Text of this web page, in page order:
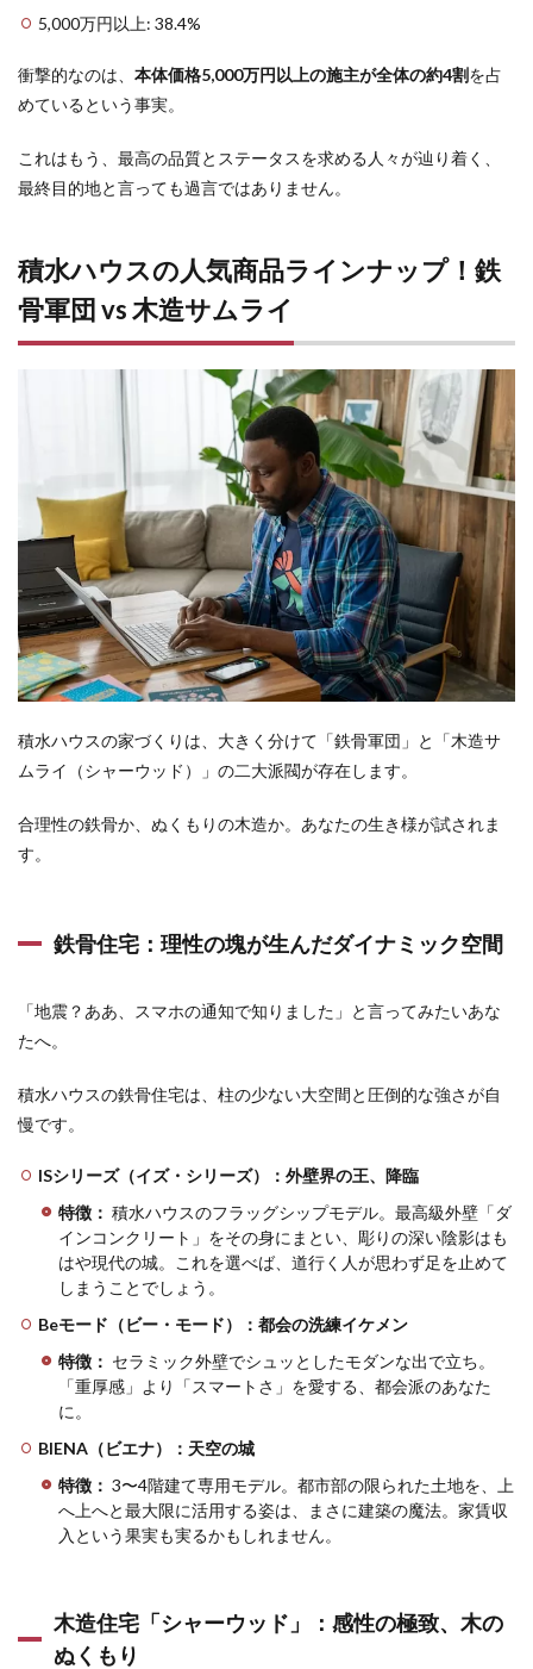
スは
高
い？
その
に見
合う
5つ
則
級」
な価
値
4.2
独自
技術
が生
む
「も
はや
要
塞」
な住
能
4.3
及率
ってく
れてま
4.4
保証
「孫
の代
で、
みま
す」
4.5
信頼
性と
名の
「ラ
スボ
ス」
【最
終診
断】
ハウ
スに
選ば
5,000万円以上: 38.4%
衝撃的なのは、 本体価格5,000万円以上の施主が全体の約4割を占
めているという事実。
これはもう、最高の品質とステータスを求める人々が辿り着く、
最終目的地と言っても過言ではありません。
積水ハウスの人気商品ラインナップ！鉄
骨軍団 vs 木造サムライ
積水ハウスの家づくりは、大きく分けて「鉄骨軍団」と「木造サ
ムライ（シャーウッド）」の二大派閥が存在します。
合理性の鉄骨か、ぬくもりの木造か。あなたの生き様が試されま
す。
鉄骨住宅：理性の塊が生んだダイナミック空間
「地震？ああ、スマホの通知で知りました」と言ってみたいあな
たへ。
積水ハウスの鉄骨住宅は、柱の少ない大空間と圧倒的な強さが自
慢です。
ISシリーズ（イズ・シリーズ）：外壁界の王、降臨
特徴： 積水ハウスのフラッグシップモデル。最高級外壁「ダ
インコンクリート」をその身にまとい、彫りの深い陰影はも
はや現代の城。これを選べば、道行く人が思わず足を止めて
しまうことでしょう。
Beモード（ビー・モード）：都会の洗練イケメン
特徴： セラミック外壁でシュッとしたモダンな出で立ち。
「重厚感」より「スマートさ」を愛する、都会派のあなた
に。
BIENA（ビエナ）：天空の城
特徴： 3〜4階建て専用モデル。都市部の限られた土地を、上
へ上へと最大限に活用する姿は、まさに建築の魔法。家賃収
入という果実も実るかもしれません。
木造住宅「シャーウッド」：感性の極致、木の
ぬくもり